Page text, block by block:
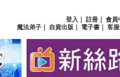
登入 註冊 會員
魔法弟子
自資出版 電子書 客